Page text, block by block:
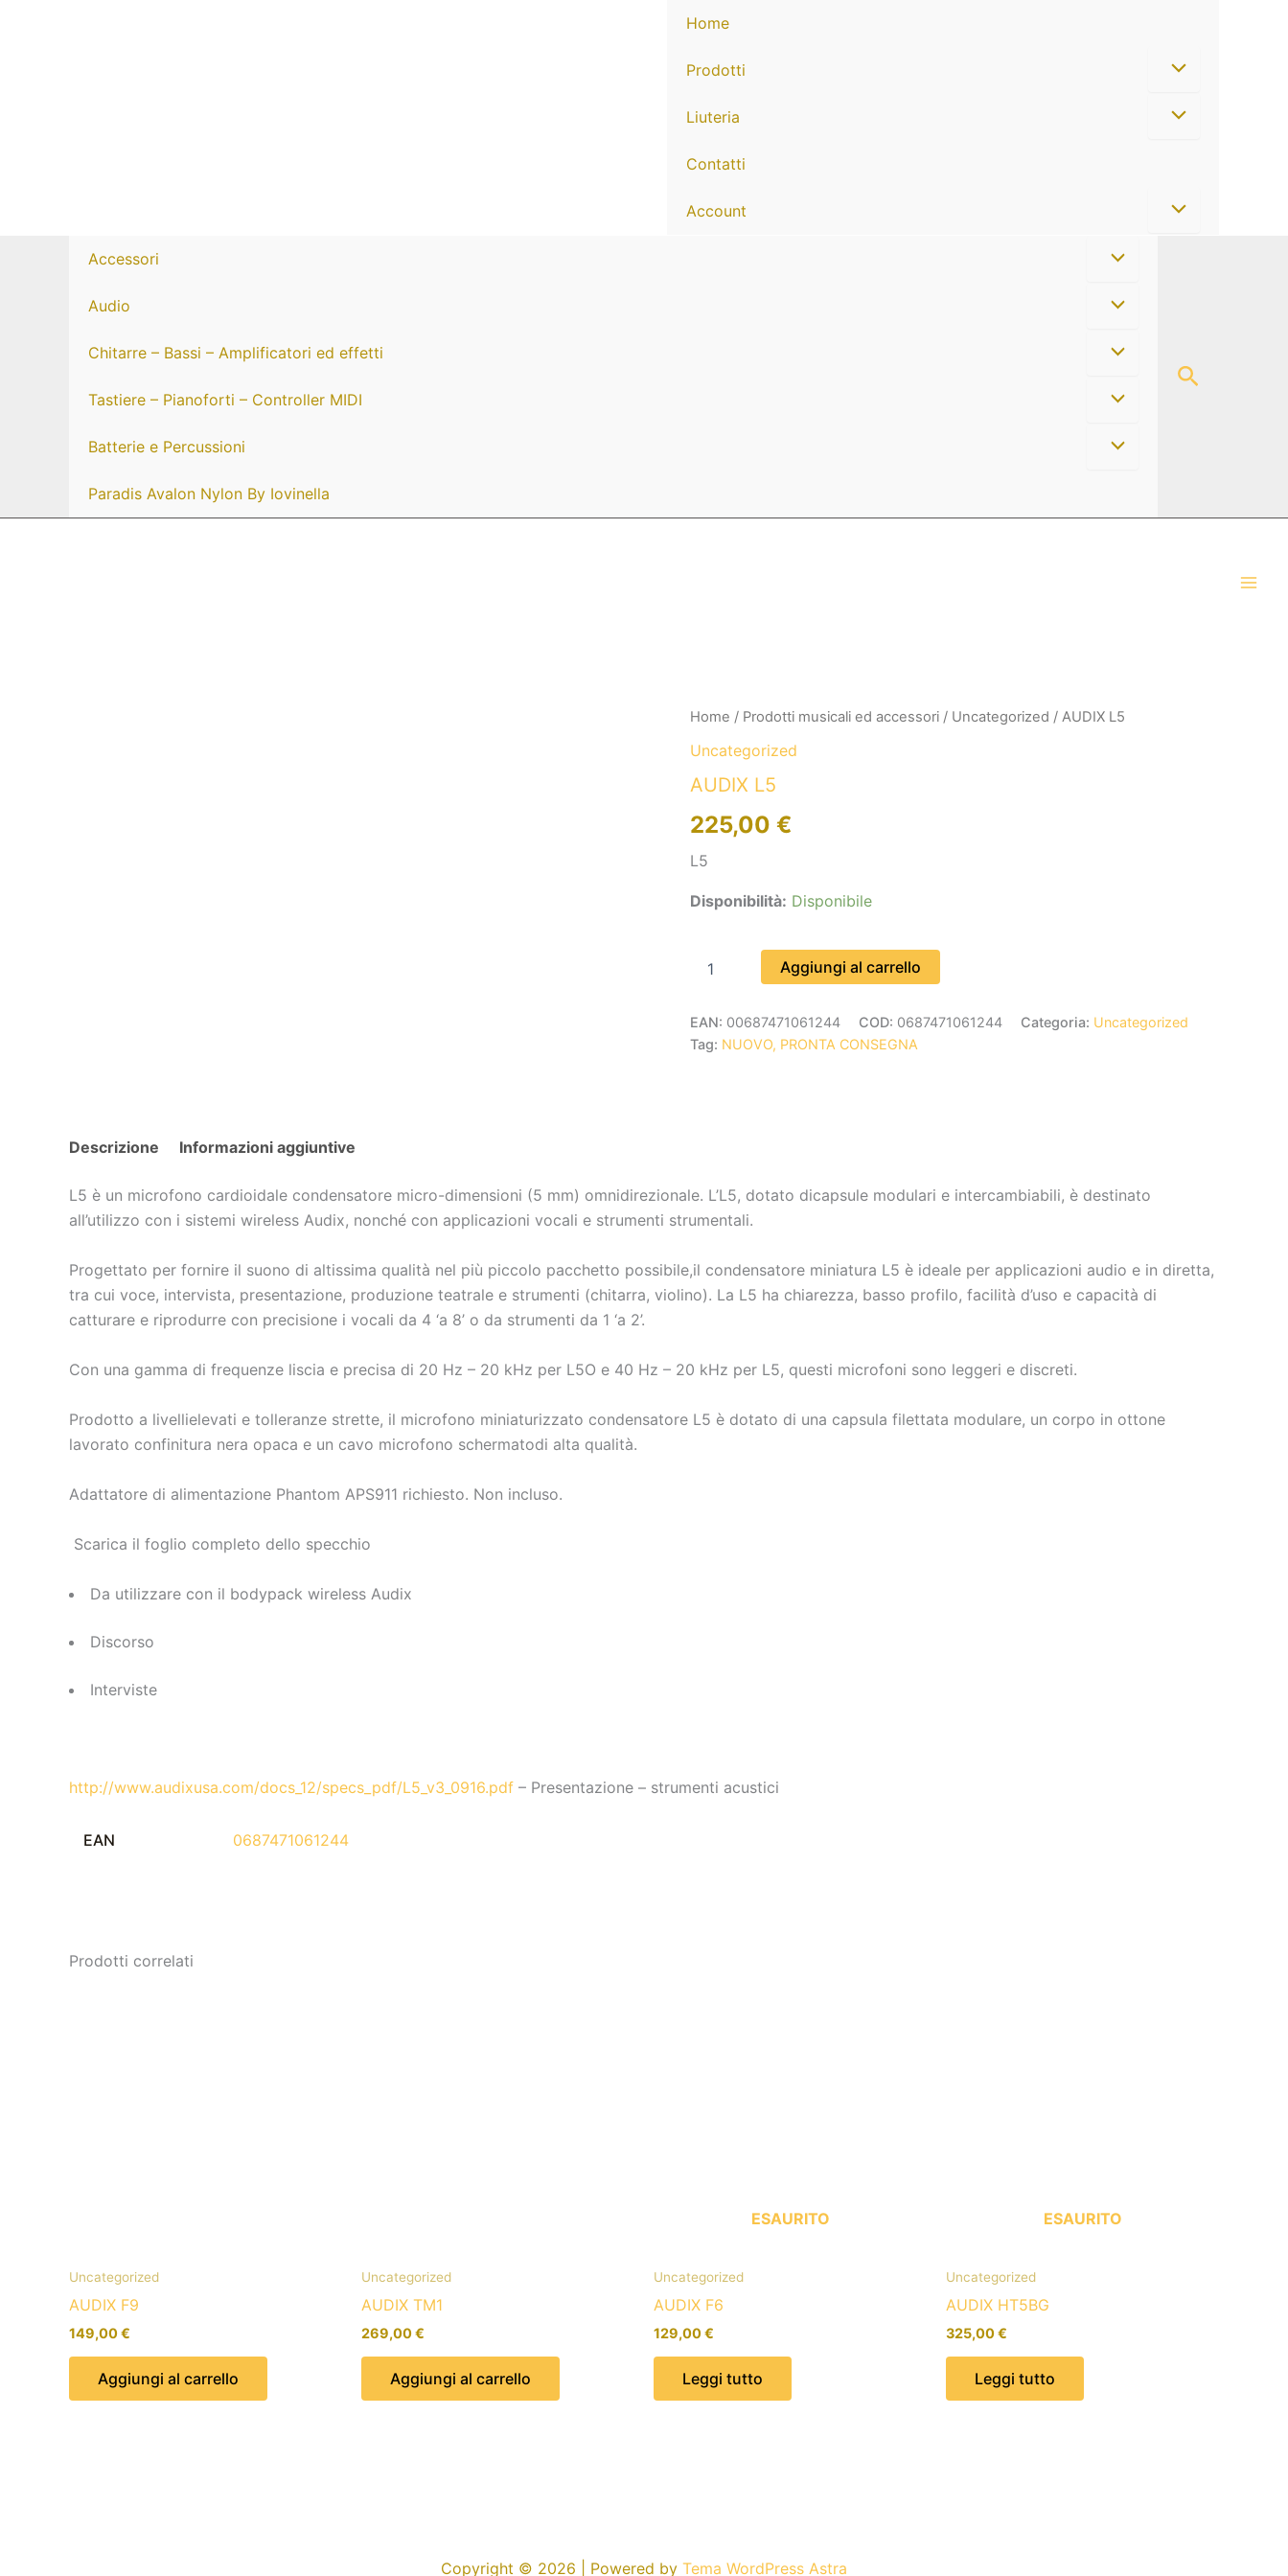
Home
Prodotti
Liuteria
Contatti
Account
Accessori
Audio
Chitarre – Bassi – Amplificatori ed effetti
Tastiere – Pianoforti – Controller MIDI
Batterie e Percussioni
Paradis Avalon Nylon By Iovinella
Cerca
Home / Prodotti musicali ed accessori / Uncategorized / AUDIX L5
Uncategorized
AUDIX L5
225,00 €
L5
Disponibilità: Disponibile
AUDIX
quantità
Aggiungi al carrello
EAN: 00687471061244 COD: 0687471061244 Categoria: Uncategorized
Tag: NUOVO, PRONTA CONSEGNA
Descrizione Informazioni aggiuntive
L5 è un microfono cardioidale condensatore micro-dimensioni (5 mm) omnidirezionale. L’L5, dotato dicapsule modulari e intercambiabili, è destinato
all’utilizzo con i sistemi wireless Audix, nonché con applicazioni vocali e strumenti strumentali.
Progettato per fornire il suono di altissima qualità nel più piccolo pacchetto possibile,il condensatore miniatura L5 è ideale per applicazioni audio e in diretta,
tra cui voce, intervista, presentazione, produzione teatrale e strumenti (chitarra, violino). La L5 ha chiarezza, basso profilo, facilità d’uso e capacità di
catturare e riprodurre con precisione i vocali da 4 ‘a 8’ o da strumenti da 1 ‘a 2’.
Con una gamma di frequenze liscia e precisa di 20 Hz – 20 kHz per L5O e 40 Hz – 20 kHz per L5, questi microfoni sono leggeri e discreti.
Prodotto a livellielevati e tolleranze strette, il microfono miniaturizzato condensatore L5 è dotato di una capsula filettata modulare, un corpo in ottone
lavorato confinitura nera opaca e un cavo microfono schermatodi alta qualità.
Adattatore di alimentazione Phantom APS911 richiesto. Non incluso.
Scarica il foglio completo dello specchio
Da utilizzare con il bodypack wireless Audix
Discorso
Interviste
http://www.audixusa.com/docs_12/specs_pdf/L5_v3_0916.pdf – Presentazione – strumenti acustici
EAN 0687471061244
Prodotti correlati
Uncategorized
AUDIX F9
149,00€
Aggiungi al carrello
Uncategorized
AUDIX TM1
269,00€
Aggiungi al carrello
ESAURITO
Uncategorized
AUDIX F6
129,00€
Leggi tutto
ESAURITO
Uncategorized
AUDIX HT5BG
325,00€
Leggi tutto
Copyright © 2026 | Powered by Tema WordPress Astra